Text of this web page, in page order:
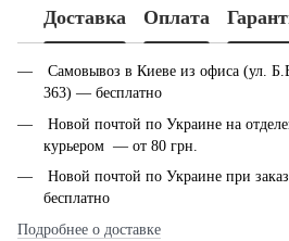
Доставка Оплата
Самовывоз в Киеве из офиса (ул.
363) — бесплатно
Новой почтой по Украине на
курьером — от 80 грн.
Новой почтой по Украине при
бесплатно
Подробнее о доставке